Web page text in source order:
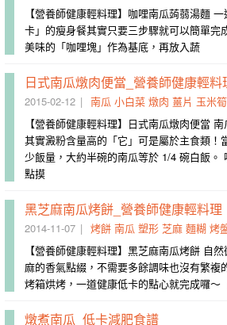
【營養師健康輕料理】咖哩南瓜蒟蒻湯麵
卡」的瘦身餐其實只要三步驟就可以簡單完
美味的「咖哩塊」作為基底，再放入蔬
日式南瓜燉肉便當_營養師健康輕料
2015-02-12 南瓜 小白菜 燉肉 薑片 玉米筍
【營養師健康輕料理】日式南瓜燉肉便當
其實澱粉含量高的「它」可是屬於主食類！
少飯量，大約半碗的南瓜等於 1/4 碗白飯。
點摸
黑芝麻南瓜烤餅_營養師健康輕料理
2014-11-07 烤餅 南瓜 塑形 芝麻 麵糊 烤
【營養師健康輕料理】黑芝麻南瓜烤餅 自
麻的香氣點綴，不需要多餘調味也沒有繁複
烤箱烘烤，一道健康低卡的點心就完成囉
燉煮南瓜_低卡減肥食譜